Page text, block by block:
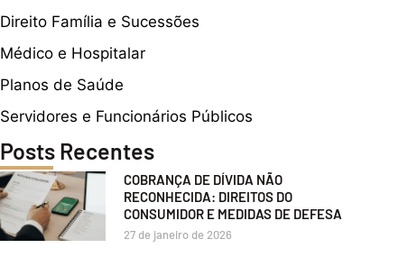
Direito Família e Sucessões
Médico e Hospitalar
Planos de Saúde
Servidores e Funcionários Públicos
Posts Recentes
COBRANÇA DE DÍVIDA NÃO
RECONHECIDA: DIREITOS DO
CONSUMIDOR E MEDIDAS DE DEFESA
27 de janeiro de 2026